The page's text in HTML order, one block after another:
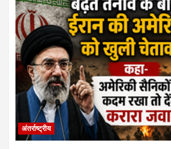
अंतर्राष्ट्रीय